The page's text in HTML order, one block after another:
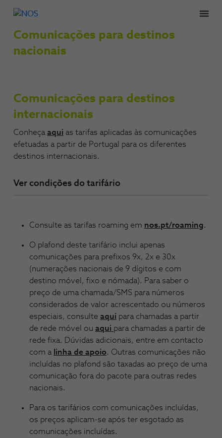
Comunicações para destinos
nacionais
Comunicações para destinos
internacionais
Conheça aqui as tarifas aplicadas às comunicações
efetuadas a partir de Portugal para os diferentes
destinos internacionais.
Ver condições do tarifário
Consulte as tarifas roaming em nos.pt/roaming.
O plafond deste tarifário inclui apenas
comunicações para prefixos 9x, 2x e 30x
(numerações nacionais de 9 dígitos e com
destino móvel, fixo e nómada). Para saber o
preço de uma chamada/SMS para números
considerados de valor acrescentado ou números
especiais, consulte aqui para chamadas a partir
de rede móvel ou aqui para chamadas a partir de
rede fixa. Dúvidas adicionais, entre em contacto
com a linha de apoio. Outras comunicações não
incluídas no plafond são taxadas ao preço de uma
comunicação fora do pacote para outras redes
nacionais.
Para os tarifários com comunicações incluídas,
os preços aplicam-se após ter esgotado as
comunicações incluídas.